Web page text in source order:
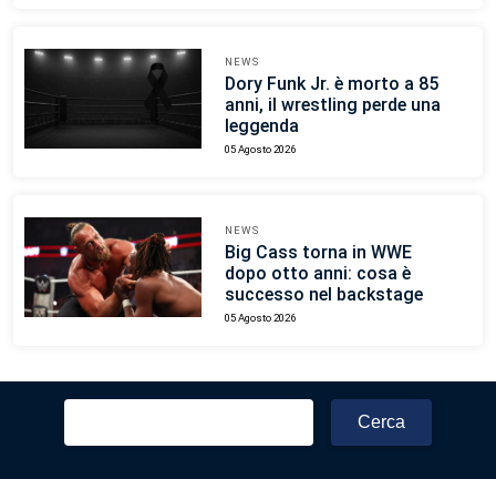
NEWS
Dory Funk Jr. è morto a 85
anni, il wrestling perde una
leggenda
05 Agosto 2026
NEWS
Big Cass torna in WWE
dopo otto anni: cosa è
successo nel backstage
05 Agosto 2026
Ricerca